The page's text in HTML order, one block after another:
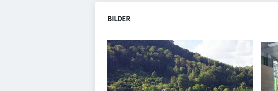
BILDER